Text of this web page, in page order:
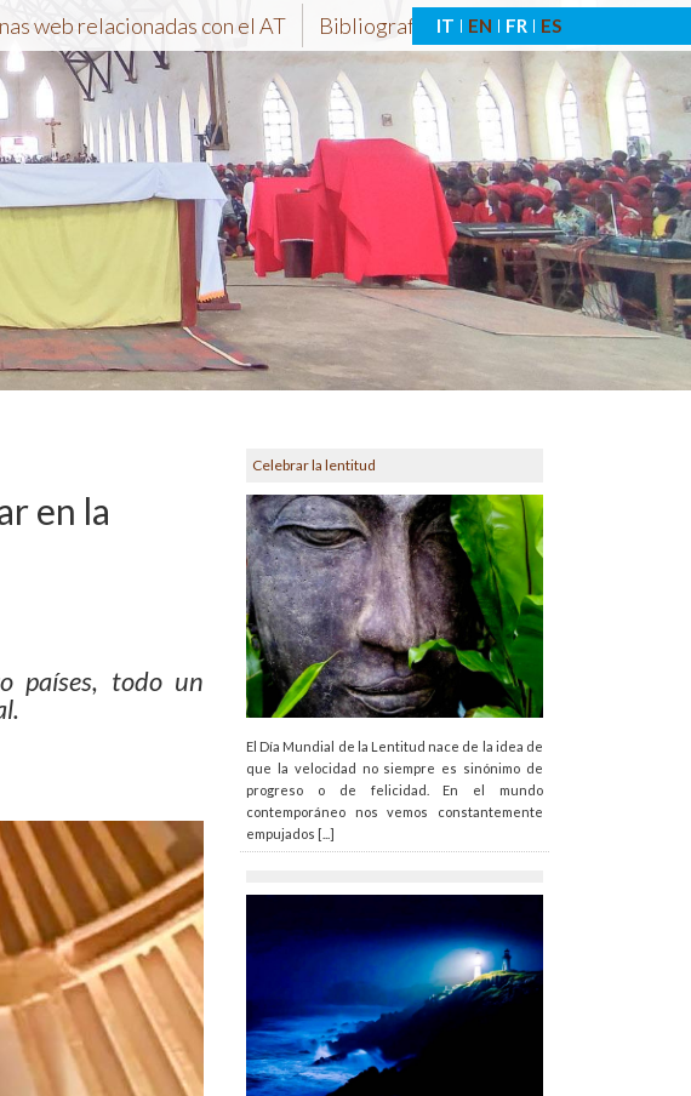
web relacionadas con el AT Bibliografía-At
IT EN FR ES
en la
países, todo un
Celebrar la lentitud
El Día Mundial de la Lentitud nace de la idea de
que la velocidad no siempre es sinónimo de
progreso o de felicidad. En el mundo
contemporáneo nos vemos constantemente
empujados [...]